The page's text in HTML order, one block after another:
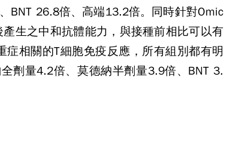
BNT 26.8倍、高端13.2倍。同時針對Omic
生之中和抗體能力，與接種前相比可以有
症相關的T細胞免疫反應，所有組別都有明
劑量4.2倍、莫德納半劑量3.9倍、BNT 3.